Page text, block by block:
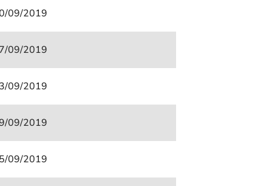
09/2019
09/2019
09/2019
09/2019
09/2019